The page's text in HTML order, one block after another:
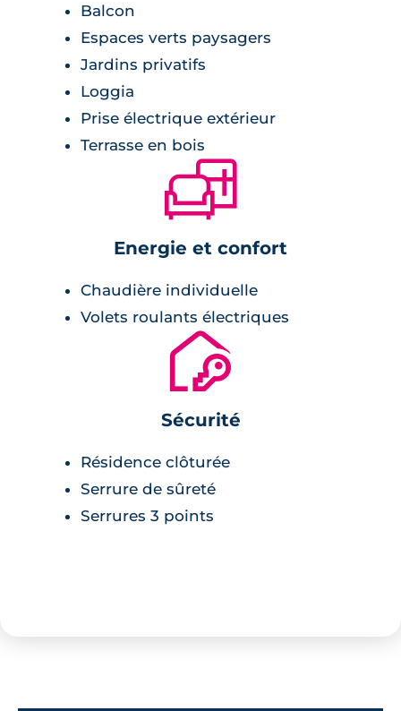
Balcon
Espaces verts paysagers
Jardins privatifs
Loggia
Prise électrique extérieur
Terrasse en bois
🛋
Energie et confort
Chaudière individuelle
Volets roulants électriques
🔐
Sécurité
Résidence clôturée
Serrure de sûreté
Serrures 3 points